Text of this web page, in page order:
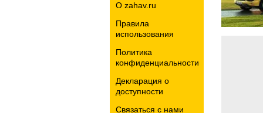
О zahav.ru
Правила
использования
Политика
конфиденциальности
Декларация о
доступности
Связаться с нами